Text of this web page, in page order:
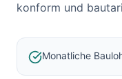
konform und
Monatliche